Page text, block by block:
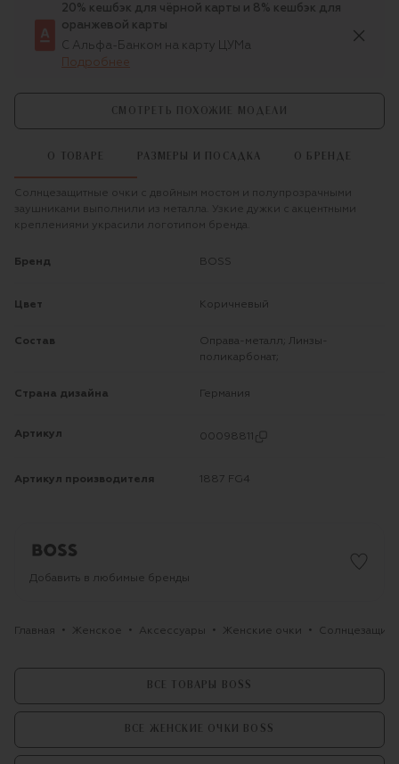
20% кешбэк для чёрной карты и 8% кешбэк для
оранжевой карты
С Альфа-Банком на карту ЦУМа
Подробнее
СМОТРЕТЬ ПОХОЖИЕ МОДЕЛИ
О ТОВАРЕ РАЗМЕРЫ И ПОСАДКА О БРЕНДЕ
Солнцезащитные очки с двойным мостом и полупрозрачными
заушниками выполнили из металла. Узкие дужки с акцентными
креплениями украсили логотипом бренда.
Бренд BOSS
Цвет Коричневый
Состав
Оправа-металл; Линзы-
поликарбонат;
Страна дизайна Германия
Артикул 00098811
Артикул производителя 1887 FG4
Добавить в любимые бренды
Главная Женское Аксессуары Женские очки
ВСЕ ТОВАРЫ BOSS
ВСЕ ЖЕНСКИЕ ОЧКИ BOSS